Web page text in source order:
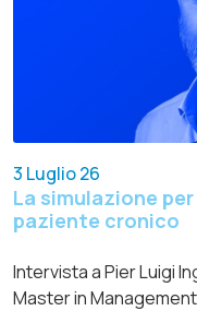
3 Luglio 26
La simulazione
paziente cronico
Intervista a Pier Luigi
Master in